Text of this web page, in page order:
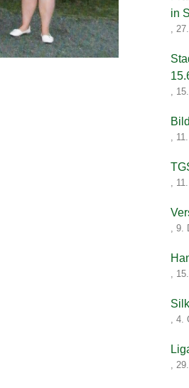
in
,
,
,
,
, 9.
,
, 4.
,